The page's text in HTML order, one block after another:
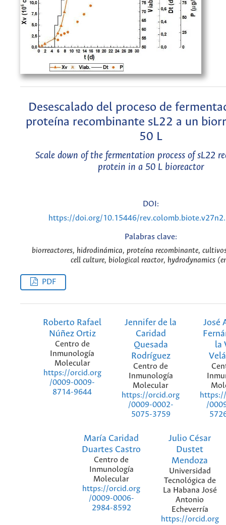
Desescalado del proceso de
proteína recombinante sL22 a un
50 L
Scale down of the fermentation process of sL22
protein in a 50 L bioreactor
DOI:
https://doi.org/10.15446/
Palabras clave:
biorreactores, hidrodinámica, proteína recombinante,
cell culture, biological reactor, hydrodynamics
PDF
Roberto Rafael
Núñez Ortiz
Centro de
Inmunología
Molecular
https://orcid.org
/0009-0009-
8714-9644
Jennifer de la
Caridad
Quesada
Rodríguez
Centro de
Inmunología
Molecular
https://orcid.org
/0009-0002-
5075-3759
José
la
/
María Caridad
Duartes Castro
Centro de
Inmunología
Molecular
https://orcid.org
/0009-0006-
2984-8592
Julio César
Dustet
Mendoza
Universidad
Tecnológica de
La Habana José
Antonio
Echeverría
https://orcid.org